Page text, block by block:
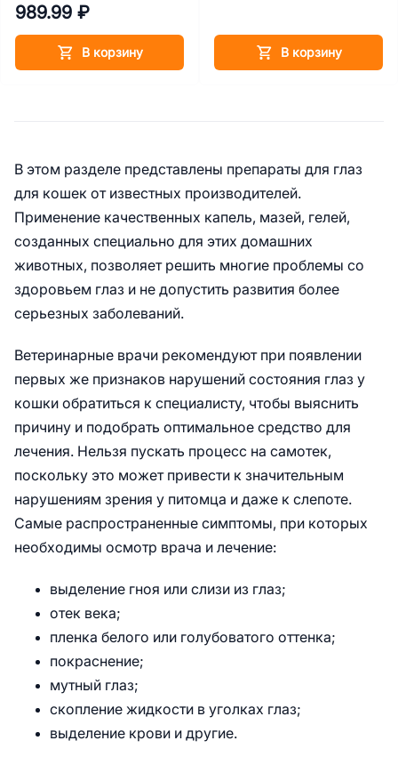
989.99 ₽
В корзину В корзину
В этом разделе представлены препараты для глаз
для кошек от известных производителей.
Применение качественных капель, мазей, гелей,
созданных специально для этих домашних
животных, позволяет решить многие проблемы со
здоровьем глаз и не допустить развития более
серьезных заболеваний.
Ветеринарные врачи рекомендуют при появлении
первых же признаков нарушений состояния глаз у
кошки обратиться к специалисту, чтобы выяснить
причину и подобрать оптимальное средство для
лечения. Нельзя пускать процесс на самотек,
поскольку это может привести к значительным
нарушениям зрения у питомца и даже к слепоте.
Самые распространенные симптомы, при которых
необходимы осмотр врача и лечение:
выделение гноя или слизи из глаз;
отек века;
пленка белого или голубоватого оттенка;
покраснение;
мутный глаз;
скопление жидкости в уголках глаз;
выделение крови и другие.